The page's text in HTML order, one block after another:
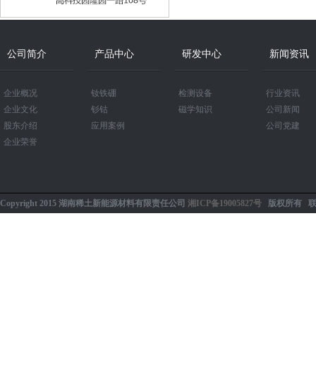
公司简介
企业概况
企业文化
股东介绍
企业荣誉
产品中心
钕铁硼
钐钴
应用案例
研发中心
检测设备
磁学知识
新闻资讯
行业资讯
公司新闻
公司党建
Copyright 2015 湖南稀土新能源材料有限责任公司 湘ICP备19005827号 版权所有